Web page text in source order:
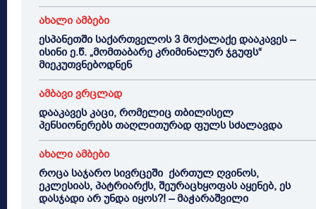
ახალი ამბები
ესპანეთში საქართველოს 3 მოქალაქე დააკავეს –
ისინი ე.წ. „მომთაბარე კრიმინალურ ჯგუფს“
მიეკუთვნებოდნენ
ამბავი ვრცლად
დააკავეს კაცი, რომელიც თბილისელ
პენსიონერებს თაღლითურად ფულს სძალავდა
ახალი ამბები
როცა საჯარო სივრცეში ქართულ ღვინოს,
ეკლესიას, პატრიარქს, შეურაცხყოფას აყენებ, ეს
დასჯადი არ უნდა იყოს?! – მაჭარაშვილი